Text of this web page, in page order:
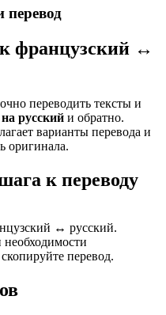
французский ↔
переводить тексты и
русский и обратно.
варианты перевода и
оригинала.
к переводу
↔ русский.
перевод.